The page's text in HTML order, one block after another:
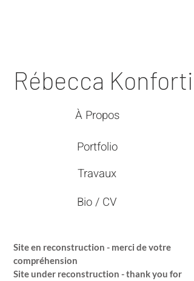
Rébecca Konforti
À Propos
Portfolio
Travaux
Bio / CV
Site en reconstruction - merci de votre
compréhension
Site under reconstruction - thank you for